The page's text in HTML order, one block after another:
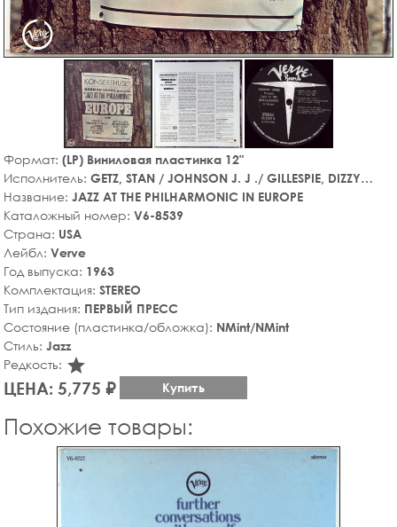
Формат: (LP) Виниловая пластинка 12"
Исполнитель: GETZ, STAN / JOHNSON J. J ./ GILLESPIE, DIZZY…
Название: JAZZ AT THE PHILHARMONIC IN EUROPE
Каталожный номер: V6-8539
Страна: USA
Лейбл: Verve
Год выпуска: 1963
Комплектация: STEREO
Тип издания: ПЕРВЫЙ ПРЕСС
Состояние (пластинка/обложка): NMint/NMint
Стиль: Jazz
Редкость: star_rate
ЦЕНА: 5,775 ₽ Купить
Похожие товары: